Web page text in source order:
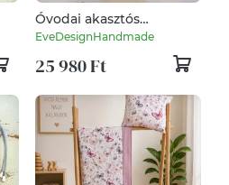
Óvodai akasztós
ruhazsák és tornazsák
EveDesignHandmade
25 980 Ft